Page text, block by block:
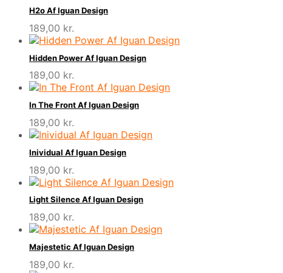
H2o Af Iguan Design
189,00 kr.
Hidden Power Af Iguan Design
189,00 kr.
In The Front Af Iguan Design
189,00 kr.
Inividual Af Iguan Design
189,00 kr.
Light Silence Af Iguan Design
189,00 kr.
Majestetic Af Iguan Design
189,00 kr.